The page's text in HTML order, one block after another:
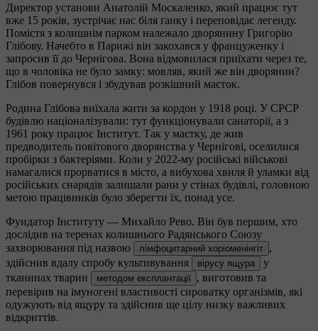
Директор установи Анатолій Москаленко, який працює тут
вже 15 років, зустрічає нас біля ґанку і переповідає легенду.
Помістя з колишнім парком належало дворянину Григорію
Глібову. Начебто в Парижі він закохався у француженку і
запросив її до Чернігова. Вона відмовилася приїхати через те,
що в чоловіка не було замку: мовляв, який же він дворянин?
Глібов повернувся і збудував розкішний маєток.
Родина Глібова виїхала жити за кордон у 1918 році. У СРСР
будівлю націоналізували: тут функціонували санаторії, а з
1961 року працює Інститут. Так у маєтку, де жив
предводитель повітового дворянства у Чернігові, оселилися
пробірки з бактеріями. Коли у 2022-му російські військові
намагалися прорватися в місто, а вибухова хвиля й уламки від
російських снарядів залишали рани у стінах будівлі, головною
метою працівників було зберегти їх, понад усе.
Фундатор Інституту — Михайло Рево. Він був першим, хто
дослідив на теренах колишнього Радянського Союзу
захворювання під назвою
лімфоцитарний хоріоменінгіт ,
здійснив вдалу спробу культивування
вірусу ящура
у
тканинах тварин
методом експлантації , виготовив та
перевірив на імуногені властивості сироватку організмів, які
одужують від ящуру та здійснив ще цілу низку важливих
відкриттів.